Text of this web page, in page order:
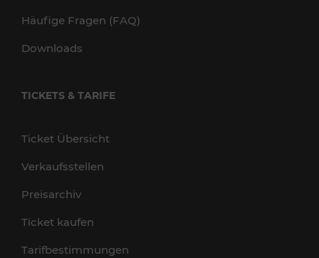
Häufige Fragen (FAQ)
Downloads
TICKETS & TARIFE
Ticket Übersicht
Verkaufsstellen
Preisarchiv
Ticket kaufen
Tarifbestimmungen